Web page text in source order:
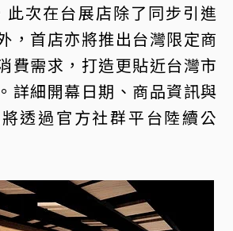
此次在台展店除了同步引進
，首店亦將推出台灣限定商
費需求，打造更貼近台灣市
詳細開幕日期、商品資訊與
透過官方社群平台陸續公